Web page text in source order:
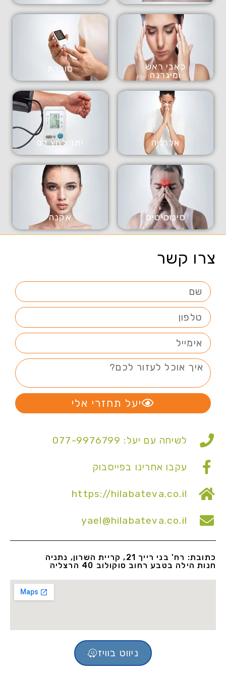
כאבי ראש
ומיגרנה
סוכרת
אלרגיה יתר לחץ דם
סינוסיטיס אקנה
צרו קשר
יעל תחזרי אלי
לשיחה עם יעל: 077-9976799
עקבו אחרינו בפייסבוק
https://hilabateva.co.il
yael@hilabateva.co.il
כתובת: רח' בני רייך 21, קריית השרון, נתניה
חנות הילה בטבע רחוב סוקולוב 40 הרצליה
ניווט בוויז